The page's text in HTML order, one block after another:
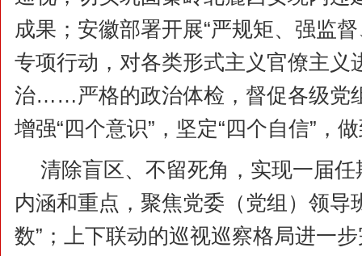
成果；安徽部署开展“严规矩、强监
专项行动，对各类形式主义官僚主义
治……严格的政治体检，督促各级党
增强“四个意识”，坚定“四个自信”，
清除盲区、不留死角，实现一届
内涵和重点，聚焦党委（党组）领导
数”；上下联动的巡视巡察格局进一